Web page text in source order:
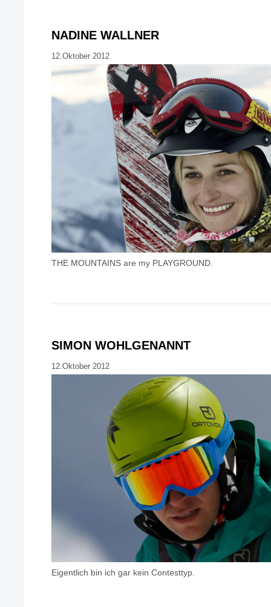
NADINE WALLNER
12.Oktober 2012
THE MOUNTAINS are my PLAYGROUND.
SIMON WOHLGENANNT
12.Oktober 2012
Eigentlich bin ich gar kein Contesttyp.